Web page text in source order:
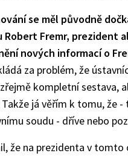
se měl původně
Robert Fremr, prezident
nových informací o
za problém, že
kompletní sestava,
já věřím k tomu, že
soudu - dříve nebo
že na prezidenta v